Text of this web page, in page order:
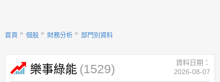
首頁 個股 財務分析 部門別資料
樂事綠能 (1529)
資料日期：
2026-08-07